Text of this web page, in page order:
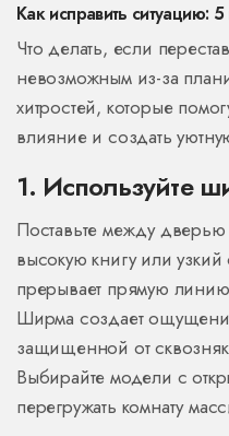
Как исправить
Что делать, если
невозможным из-за
хитростей, которые
влияние и создать
1. Используйте
Поставьте между
высокую книгу или
прерывает прямую
Ширма создает
защищенной от
Выбирайте модели с
перегружать комнату